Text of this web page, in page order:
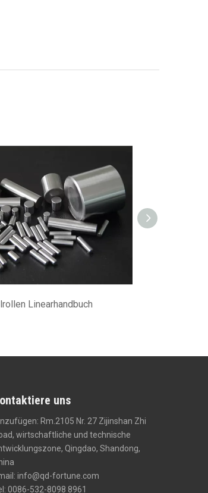
Linearhandbuch
uns
Rm.2105 Nr. 27 Zijinshan Zhi
wirtschaftliche und technische
Qingdao, Shandong,
info@qd-fortune.com
0086-532-8098 8961